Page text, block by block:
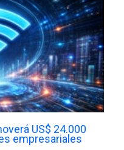
US$ 24.000
empresariales